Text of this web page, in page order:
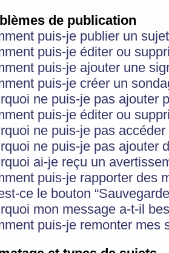
de publication
puis-je publier un
puis-je éditer ou
puis-je ajouter une
puis-je créer un
ne puis-je pas ajouter
puis-je éditer ou
ne puis-je pas
ne puis-je pas ajouter
ai-je reçu un
puis-je rapporter des
ce le bouton
mon message a-t-il
puis-je remonter mes